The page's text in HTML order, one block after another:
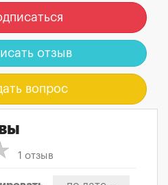
отзыв
вопрос
1 отзыв